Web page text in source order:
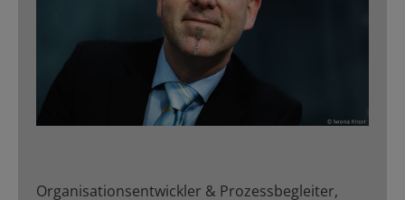
Organisationsentwickler & Prozessbegleiter,